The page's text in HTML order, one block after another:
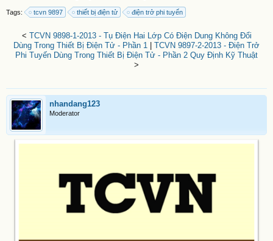
Tags: tcvn 9897 thiết bị điện tử điện trở phi tuyến
< TCVN 9898-1-2013 - Tụ Điện Hai Lớp Có Điện Dung Không Đổi
Dùng Trong Thiết Bị Điện Tử - Phần 1
TCVN 9897-2-2013 - Điện Trở
Phi Tuyến Dùng Trong Thiết Bị Điện Tử - Phần 2 Quy Định Kỹ Thuật
>
nhandang123
Moderator